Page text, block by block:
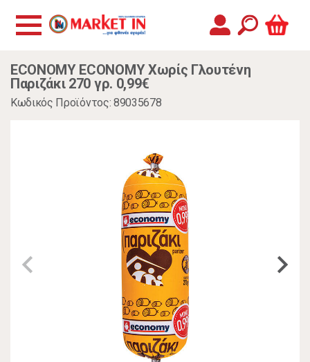
ECONOMY ECONOMY Χωρίς Γλουτένη
Παριζάκι 270 γρ. 0,99€
Κωδικός Προϊόντος: 89035678